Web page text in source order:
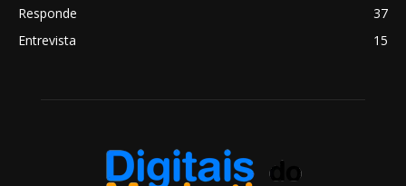
Responde
37
Entrevista
15